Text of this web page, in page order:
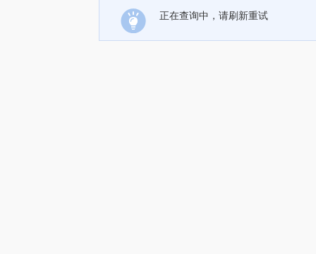
正在查询中，请刷新重试